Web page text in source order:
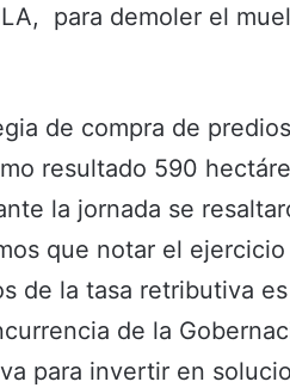
para demoler el
de compra de
resultado 590
la jornada se
que notar el
de la tasa retributiva
de la
para invertir en